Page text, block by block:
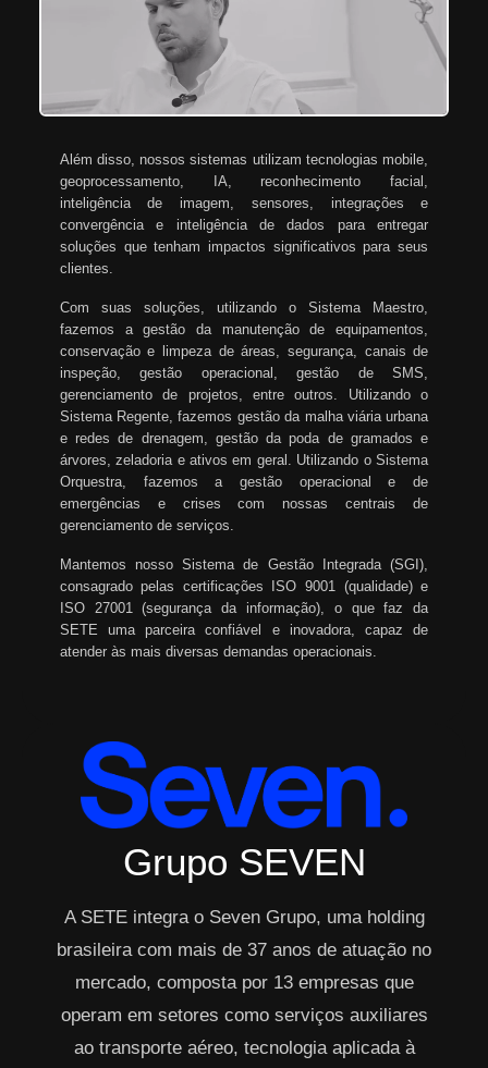
Além disso, nossos sistemas utilizam tecnologias mobile,
geoprocessamento, IA, reconhecimento facial,
inteligência de imagem, sensores, integrações e
convergência e inteligência de dados para entregar
soluções que tenham impactos significativos para seus
clientes.
Com suas soluções, utilizando o Sistema Maestro,
fazemos a gestão da manutenção de equipamentos,
conservação e limpeza de áreas, segurança, canais de
inspeção, gestão operacional, gestão de SMS,
gerenciamento de projetos, entre outros. Utilizando o
Sistema Regente, fazemos gestão da malha viária urbana
e redes de drenagem, gestão da poda de gramados e
árvores, zeladoria e ativos em geral. Utilizando o Sistema
Orquestra, fazemos a gestão operacional e de
emergências e crises com nossas centrais de
gerenciamento de serviços.
Mantemos nosso Sistema de Gestão Integrada (SGI),
consagrado pelas certificações ISO 9001 (qualidade) e
ISO 27001 (segurança da informação), o que faz da
SETE uma parceira confiável e inovadora, capaz de
atender às mais diversas demandas operacionais.
Grupo SEVEN
A SETE integra o Seven Grupo, uma holding
brasileira com mais de 37 anos de atuação no
mercado, composta por 13 empresas que
operam em setores como serviços auxiliares
ao transporte aéreo, tecnologia aplicada à